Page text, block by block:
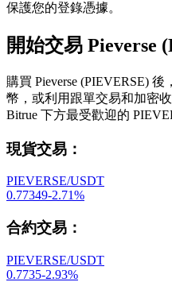
保護您的登錄憑據。
開始交易 Pieverse
購買 Pieverse (PIEVERSE)
幣，或利用跟單交易和加密
Bitrue 下方最受歡迎的
現貨交易 ：
PIEVERSE/USDT
0.77349-2.71%
合約交易 ：
PIEVERSE/USDT
0.7735-2.93%